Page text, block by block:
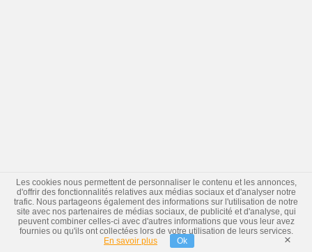
Les cookies nous permettent de personnaliser le contenu et les annonces,
d'offrir des fonctionnalités relatives aux médias sociaux et d'analyser notre
trafic. Nous partageons également des informations sur l'utilisation de notre
site avec nos partenaires de médias sociaux, de publicité et d'analyse, qui
peuvent combiner celles-ci avec d'autres informations que vous leur avez
fournies ou qu'ils ont collectées lors de votre utilisation de leurs services.
En savoir plus
Ok ×